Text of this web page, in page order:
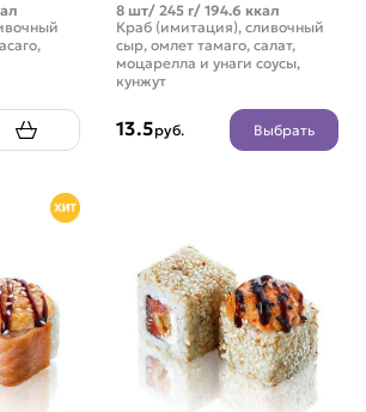
8 шт/ 245 г/ 194.6 ккал
Краб (имитация), сливочный
сыр, омлет тамаго, салат,
моцарелла и унаги соусы,
кунжут
13.5руб. Выбрать